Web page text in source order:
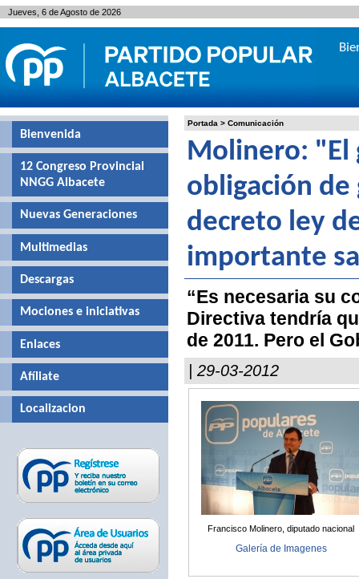
Portada > Comunicación
Molinero: "El
obligación
decreto ley
importante
“Es necesaria su
Directiva tendría
de 2011. Pero el
| 29-03-2012
Francisco Molinero, diputado nacional
Galería de Imagenes
Bienvenida
12 Congreso Provincial
NNGG Albacete
Nuevas Generaciones
Multimedias
Descargas
Mociones e iniciativas
Enlaces
Afíliate
Localizacion
Jueves, 6 de Agosto de 2026